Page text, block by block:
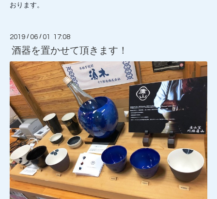
おります。
2019 /06 /01 17:08
酒器を置かせて頂きます！